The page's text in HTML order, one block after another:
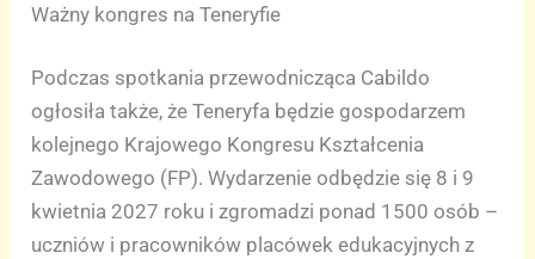
Ważny kongres na Teneryfie
Podczas spotkania przewodnicząca Cabildo
ogłosiła także, że Teneryfa będzie gospodarzem
kolejnego Krajowego Kongresu Kształcenia
Zawodowego (FP). Wydarzenie odbędzie się 8 i 9
kwietnia 2027 roku i zgromadzi ponad 1500 osób –
uczniów i pracowników placówek edukacyjnych z